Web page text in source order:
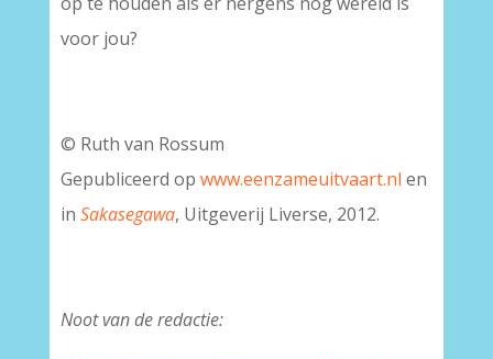
voor jou?
© Ruth van Rossum
Gepubliceerd op www.eenzameuitvaart.nl en
in Sakasegawa, Uitgeverij Liverse, 2012.
Noot van de redactie: